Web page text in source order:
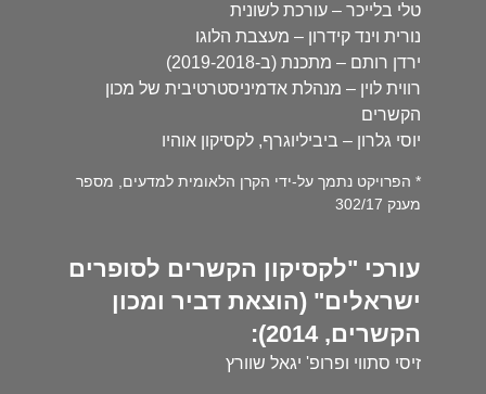
טלי בלייכר – עורכת לשונית
נורית וינד קידרון – מעצבת הלוגו
ירדן רותם – מתכנת (ב-2019-2018)
רווית לוין – מנהלת אדמיניסטרטיבית של מכון
הקשרים
יוסי גלרון – ביביליוגרף, לקסיקון אוהיו
* הפרויקט נתמך על-ידי הקרן הלאומית למדעים, מספר
מענק 302/17
עורכי "לקסיקון הקשרים לסופרים
ישראלים" (הוצאת דביר ומכון
הקשרים, 2014):
זיסי סתווי ופרופ' יגאל שוורץ